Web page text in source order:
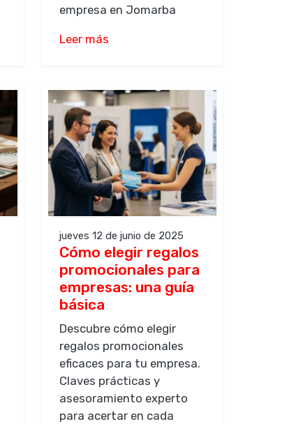
empresa en Jomarba
Leer más
jueves 12 de junio de 2025
Cómo elegir regalos
promocionales para
empresas: una guía
básica
Descubre cómo elegir
regalos promocionales
eficaces para tu empresa.
Claves prácticas y
asesoramiento experto
para acertar en cada